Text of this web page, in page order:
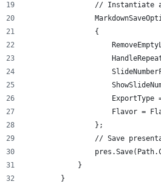
// Instantiate
                {
ExportType
Flavor =
                };
// Save
            }
        }